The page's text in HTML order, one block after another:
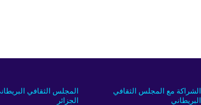
المجلس الثقافي
الجزائر
الشراكة مع المجلس الثقافي
البريطاني